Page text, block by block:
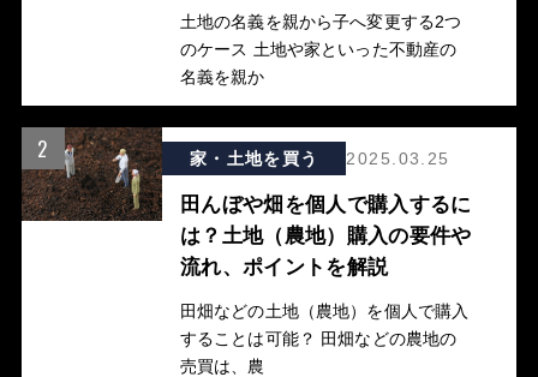
土地の名義を親から子へ変更する2つ
のケース 土地や家といった不動産の
名義を親か
2 家・土地を買う 2025.03.25
田んぼや畑を個人で購入するに
は？土地（農地）購入の要件や
流れ、ポイントを解説
田畑などの土地（農地）を個人で購入
することは可能？ 田畑などの農地の
売買は、農